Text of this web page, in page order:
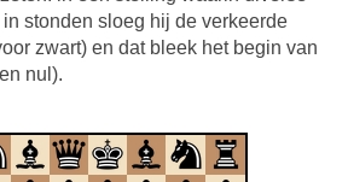
stonden sloeg hij de verkeerde
zwart) en dat bleek het begin van
nul).